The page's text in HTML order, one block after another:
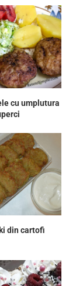
cu umplutura
din cartofi